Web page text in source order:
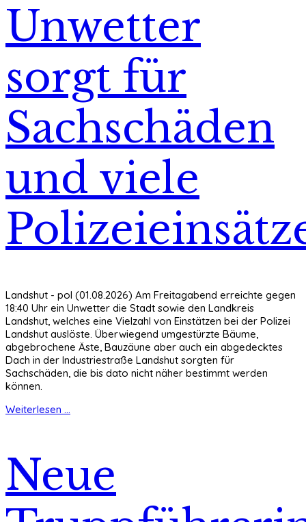
Unwetter
sorgt für
Sachschäden
und viele
Landshut - pol (01.08.2026) Am Freitagabend erreichte gegen
18:40 Uhr ein Unwetter die Stadt sowie den Landkreis
Landshut, welches eine Vielzahl von Einstätzen bei der Polizei
Landshut auslöste. Überwiegend umgestürzte Bäume,
abgebrochene Äste, Bauzäune aber auch ein abgedecktes
Dach in der Industriestraße Landshut sorgten für
Sachschäden, die bis dato nicht näher bestimmt werden
können.
Weiterlesen ...
Neue